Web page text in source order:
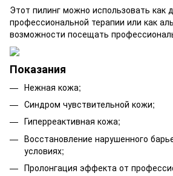
Этот пилинг можно использовать как
профессиональной терапии или как
возможности посещать
Показания
Нежная кожа;
Синдром чувствительной кожи;
Гиперреактивная кожа;
Восстановление нарушенного
условиях;
Пролонгация эффекта от